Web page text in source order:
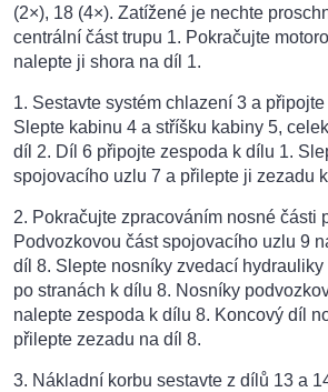
(2×), 18 (4×). Zatížené je nechte
centrální část trupu 1. Pokračujte
nalepte ji shora na díl 1.
1. Sestavte systém chlazení 3 a
Slepte kabinu 4 a stříšku kabiny 5,
díl 2. Díl 6 připojte zespoda k dílu 1.
spojovacího uzlu 7 a přilepte ji zezadu
2. Pokračujte zpracováním nosné části
Podvozkovou část spojovacího uzlu 9
díl 8. Slepte nosníky zvedací
po stranách k dílu 8. Nosníky
nalepte zespoda k dílu 8. Koncový díl
přilepte zezadu na díl 8.
3. Nákladní korbu sestavte z dílů 13 a